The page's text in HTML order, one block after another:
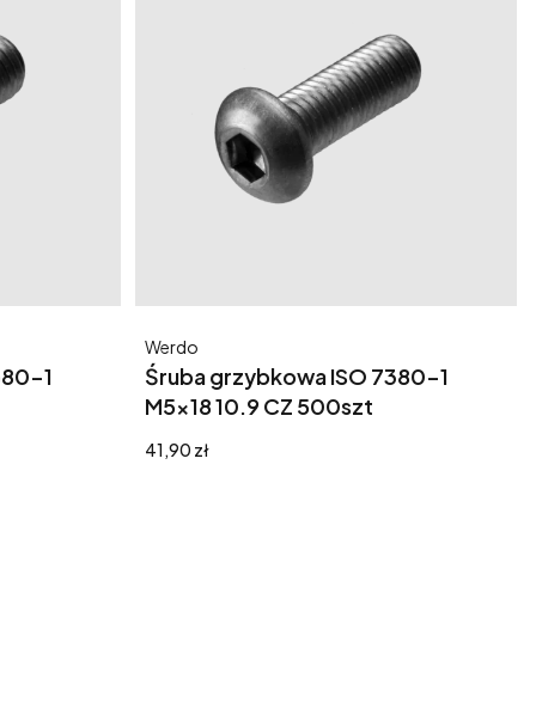
1
Śruba grzybkowa ISO 7380-1
M5x18 10.9 CZ 500szt
Producent
Werdo
Cena
41,90 zł